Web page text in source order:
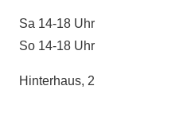
Sa 14-18 Uhr
So 14-18 Uhr
Hinterhaus, 2